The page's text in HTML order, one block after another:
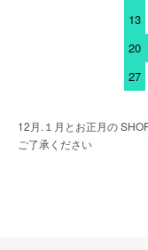
13
20
27
12月.１月とお正月の
ご了承ください